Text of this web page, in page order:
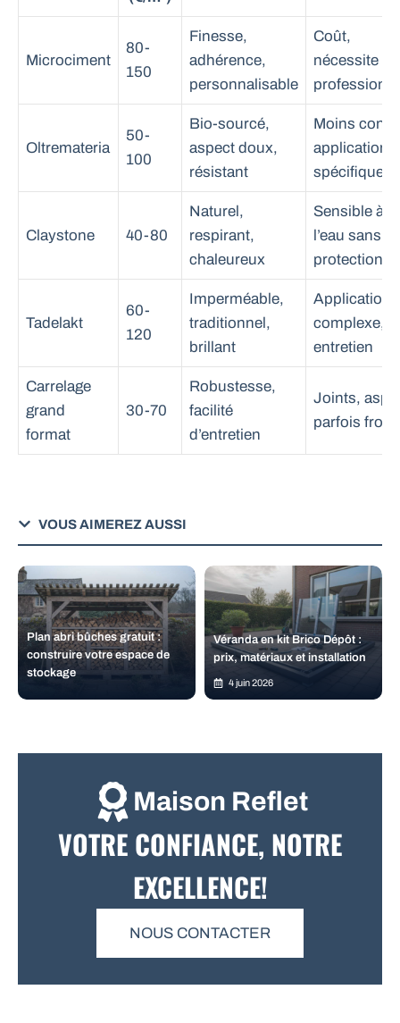
Microciment
80-
150
Finesse,
adhérence,
personnalisable
Coût,
nécessite un
Oltremateria
50-
100
Bio-sourcé,
aspect doux,
résistant
Moins
application
spécifique
Claystone 40-80
Naturel,
respirant,
chaleureux
Sensible à
l’eau sans
protection
Tadelakt
60-
120
Imperméable,
traditionnel,
brillant
Application
complexe,
entretien
Carrelage
grand
format
30-70
Robustesse,
facilité
d’entretien
Joints,
parfois froid
VOUS AIMEREZ AUSSI
Plan abri bûches gratuit :
construire votre espace de
stockage
Véranda en kit Brico Dépôt :
prix, matériaux et installation
4 juin 2026
Maison Reflet
VOTRE CONFIANCE, NOTRE
EXCELLENCE!
NOUS CONTACTER